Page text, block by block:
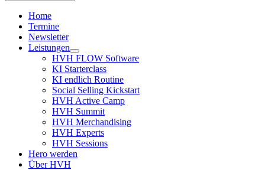
Home
Termine
Newsletter
Leistungen
HVH FLOW Software
KI Starterclass
KI endlich Routine
Social Selling Kickstart
HVH Active Camp
HVH Summit
HVH Merchandising
HVH Experts
HVH Sessions
Hero werden
Über HVH